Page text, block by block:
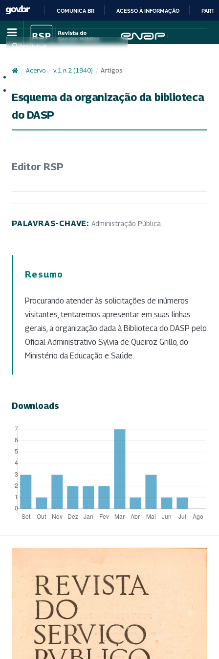
IR
PARA
CONTEÚDO
COMUNICA BR ACESSO À INFORMAÇÃO
Pesquisar
/ Acervo / v. 1 n. 2 (1940) / Artigos
Esquema da organização da biblioteca
do DASP
Editor RSP
PALAVRAS-CHAVE: Administração Pública
Resumo
Procurando atender às solicitações de inúmeros
visitantes, tentaremos apresentar em suas linhas
gerais, a organização dada à Biblioteca do DASP pelo
Oficial Administrativo Sylvia de Queiroz Grillo, do
Ministério da Educação e Saúde.
Downloads